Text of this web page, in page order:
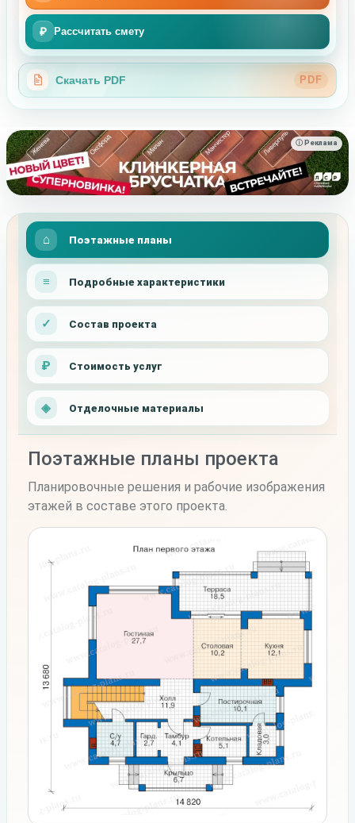
₽ Рассчитать смету
Скачать PDF PDF
ⓘ Реклама
Поэтажные планы
Подробные характеристики
Состав проекта
Стоимость услуг
Отделочные материалы
Поэтажные планы проекта
Планировочные решения и рабочие изображения
этажей в составе этого проекта.